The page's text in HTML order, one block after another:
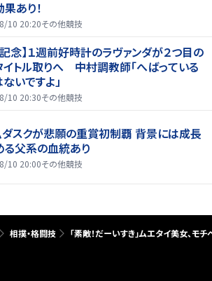
あり！
10 20:20その他競技
念】１週前好時計のラヴァンダが２つ目の
トル取りへ 中村調教師「へばっている
いですよ」
10 20:30その他競技
ダスクが悲願の重賞初制覇 背景には成長
る父系の血統あり
10 20:00その他競技
相撲・格闘技 「素敵！だーいすき」ムエタイ美女、モ